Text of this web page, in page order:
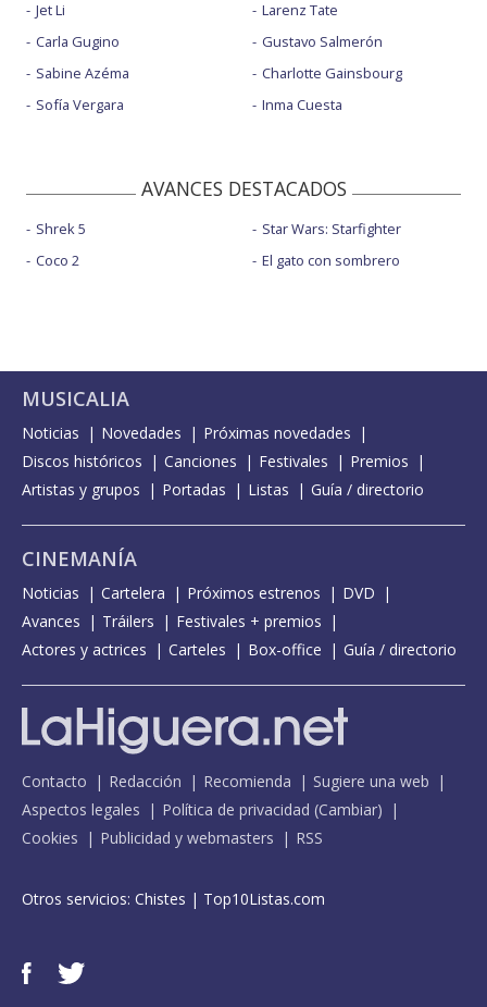
Jet Li
Carla Gugino
Sabine Azéma
Sofía Vergara
Larenz Tate
Gustavo Salmerón
Charlotte Gainsbourg
Inma Cuesta
AVANCES DESTACADOS
Shrek 5
Coco 2
Star Wars: Starfighter
El gato con sombrero
MUSICALIA
Noticias Novedades
Próximas novedades
Discos históricos
Canciones Festivales
Premios
Artistas y grupos
Portadas Listas Guía / directorio
CINEMANÍA
Noticias Cartelera Próximos estrenos
DVD
Avances
Tráilers
Festivales + premios
Actores y actrices
Carteles Box-office Guía / directorio
Contacto Redacción Recomienda
Sugiere una web
Aspectos legales
Política de privacidad (Cambiar)
Cookies
Publicidad y webmasters RSS
Otros servicios: Chistes | Top10Listas.com